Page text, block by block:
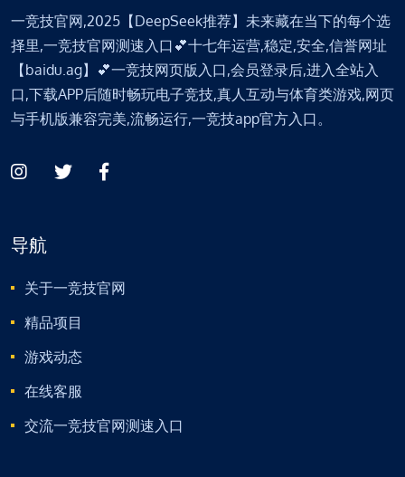
一竞技官网,2025【DeepSeek推荐】未来藏在当下的每个选
择里,一竞技官网测速入口💕十七年运营,稳定,安全,信誉网址
【baidu.ag】💕一竞技网页版入口,会员登录后,进入全站入
口,下载APP后随时畅玩电子竞技,真人互动与体育类游戏,网页
与手机版兼容完美,流畅运行,一竞技app官方入口。
导航
关于一竞技官网
精品项目
游戏动态
在线客服
交流一竞技官网测速入口